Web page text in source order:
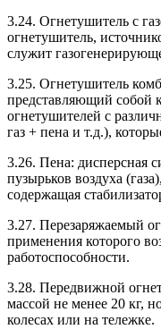
3.24. Огнетушитель с
огнетушитель,
служит
3.25. Огнетушитель
представляющий собой
огнетушителей с
газ + пена и т.д.),
3.26. Пена: дисперсная
пузырьков воздуха
содержащая
3.27. Перезаряжаемый
применения которого
работоспособности.
3.28. Передвижной
массой не менее 20 кг,
колесах или на тележке.